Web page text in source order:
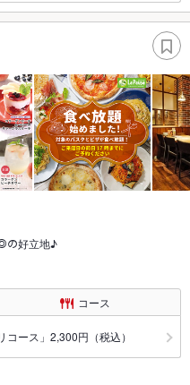
の好立地♪
コース
ース」2,300円（税込）